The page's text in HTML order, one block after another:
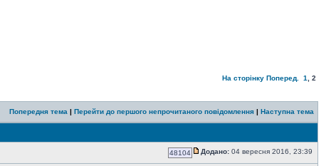
На сторінку Поперед. 1 2
Попередня тема | Перейти до першого непрочитаного повідомлення | Наступна тема
48104 Додано: 04 вересня 2016, 23:39